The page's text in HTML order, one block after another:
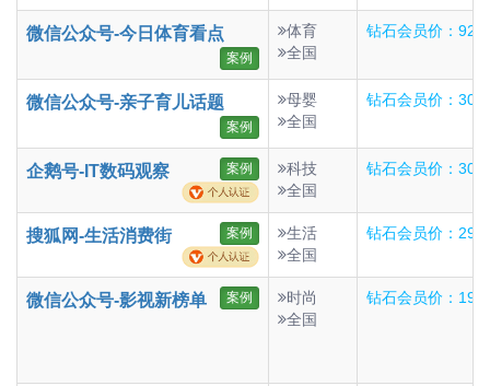
微信公众号-今日体育看点
案例
体育
全国
钻石会员价：920
微信公众号-亲子育儿话题
案例
母婴
全国
钻石会员价：303
企鹅号-IT数码观察 案例
科技
全国
钻石会员价：30元
搜狐网-生活消费街 案例
生活
全国
钻石会员价：29元
微信公众号-影视新榜单 案例
时尚
全国
钻石会员价：194